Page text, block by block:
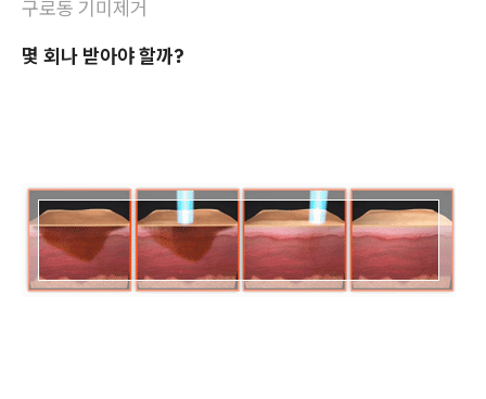
구로동 기미제거
몇 회나 받아야 할까?